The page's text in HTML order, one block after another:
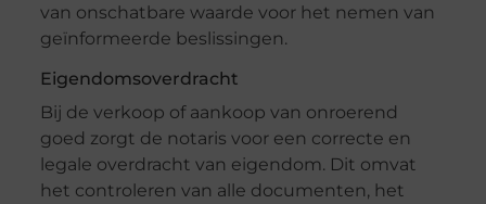
van onschatbare waarde voor het nemen van
geïnformeerde beslissingen.
Eigendomsoverdracht
Bij de verkoop of aankoop van onroerend
goed zorgt de notaris voor een correcte en
legale overdracht van eigendom. Dit omvat
het controleren van alle documenten, het